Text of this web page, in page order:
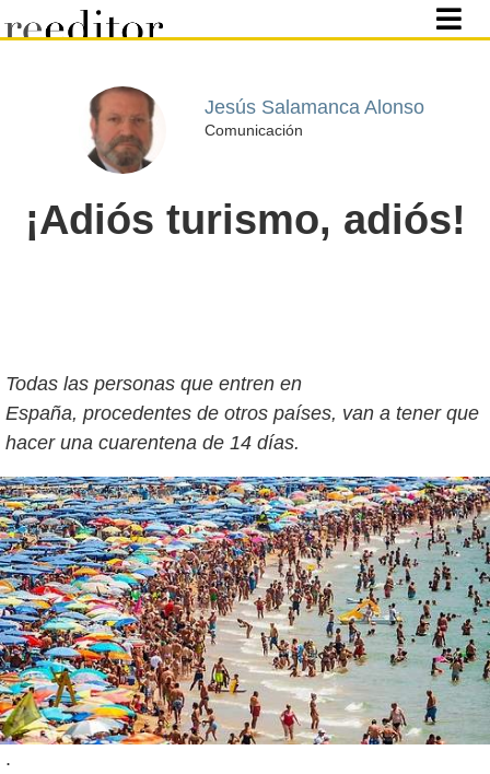
Jesús Salamanca Alonso
Comunicación
¡Adiós turismo, adiós!
Todas las personas que entren en
España, procedentes de otros países, van a tener que
hacer una cuarentena de 14 días.
.